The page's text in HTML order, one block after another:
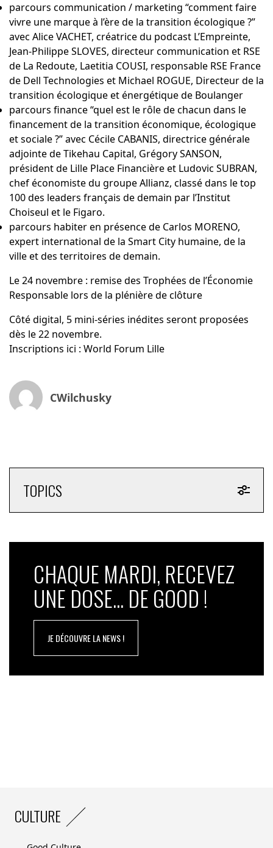
parcours communication / marketing “comment faire
vivre une marque à l’ère de la transition écologique ?”
avec Alice VACHET, créatrice du podcast L’Empreinte,
Jean-Philippe SLOVES, directeur communication et RSE
de La Redoute, Laetitia COUSI, responsable RSE France
de Dell Technologies et Michael ROGUE, Directeur de la
transition écologique et énergétique de Boulanger
parcours finance “quel est le rôle de chacun dans le
financement de la transition économique, écologique
et sociale ?” avec Cécile CABANIS, directrice générale
adjointe de Tikehau Capital, Grégory SANSON,
président de Lille Place Financière et Ludovic SUBRAN,
chef économiste du groupe Allianz, classé dans le top
100 des leaders français de demain par l’Institut
Choiseul et le Figaro.
parcours habiter en présence de Carlos MORENO,
expert international de la Smart City humaine, de la
ville et des territoires de demain.
Le 24 novembre : remise des Trophées de l’Économie
Responsable lors de la plénière de clôture
Côté digital, 5 mini-séries inédites seront proposées
dès le 22 novembre.
Inscriptions ici : World Forum Lille
CWilchusky
TOPICS
CHAQUE MARDI, RECEVEZ
UNE DOSE... DE GOOD !
JE DÉCOUVRE LA NEWS !
CULTURE